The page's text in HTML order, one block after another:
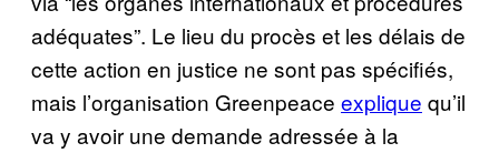
adéquates”. Le lieu du procès et les délais de
cette action en justice ne sont pas spécifiés,
mais l’organisation Greenpeace explique qu’il
va y avoir une demande adressée à la